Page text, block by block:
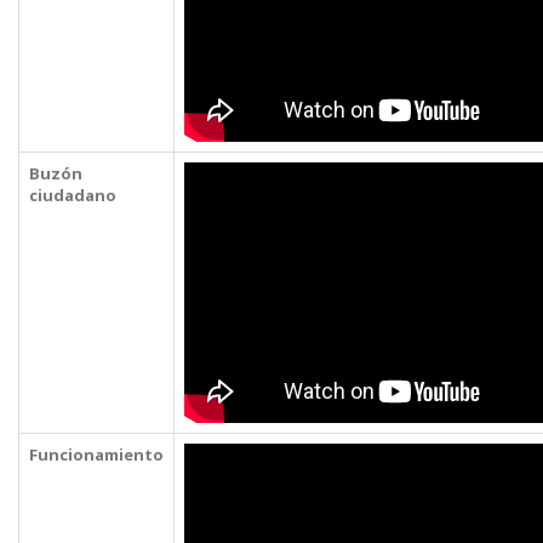
Buzón
ciudadano
Funcionamiento